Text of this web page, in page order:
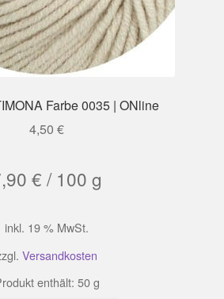
Farbe 0035 | ONline
4,50 €
€ / 100 g
inkl. 19 % MwSt.
Versandkosten
enthält: 50g